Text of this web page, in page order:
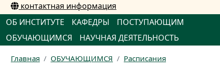
контактная информация
ОБ ИНСТИТУТЕ
КАФЕДРЫ
ПОСТУПАЮЩИМ
ОБУЧАЮЩИМСЯ
НАУЧНАЯ ДЕЯТЕЛЬНОСТЬ
Главная ОБУЧАЮЩИМСЯ Расписания